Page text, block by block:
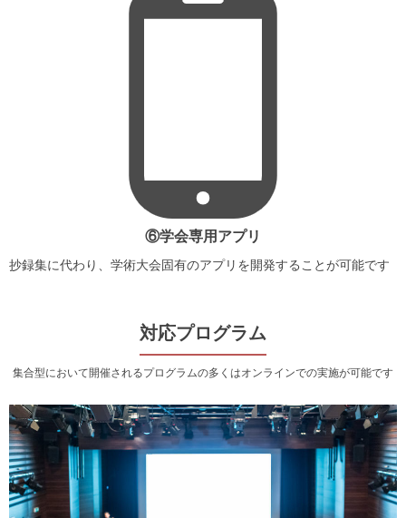
⑥学会専用アプリ
抄録集に代わり、学術大会固有のアプリを開発することが可能です
対応プログラム
集合型において開催されるプログラムの多くはオンラインでの実施が可能です